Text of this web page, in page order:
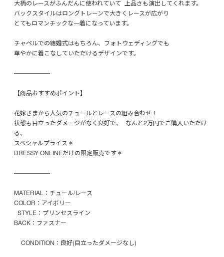
大柄のレースがふんだんに使われていて 上品さも演出してくれます。
バックスタイルはロングトレーンで大きくレースが広がり
とてもロマンチックな一着になっています。
チャペルでの結婚式はもちろん、フォトウェディングでも
華やかに着こなしていただけるデザインです。
——————
【商品おすすめポイント】
花嫁さまから人気のチュールとレースの組み合わせ！
状態も目立ったダメージがなく良好で、 なんと2万円でご購入いただけ
る、
スペシャルプライス＊
DRESSY ONLINEだけの限定販売です＊
——————
MATERIAL：チュール/レース
COLOR：アイボリー
STYLE：プリンセスライン
BACK：ファスナー
CONDITION：良好(目立ったダメージなし)